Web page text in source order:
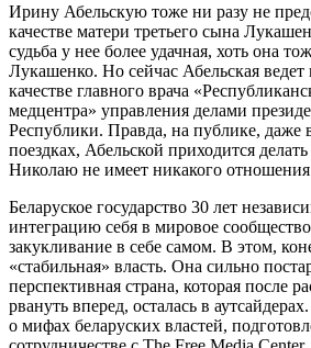
Ирину Абельскую тоже ни разу не
качестве матери третьего сына
судьба у нее более удачная, хоть она
Лукашенко. Но сейчас Абельская
качестве главного врача
медцентра» управления делами
Республики. Правда, на публике, даже
поездках, Абельской приходится
Николаю не имеет никакого
Беларуское государство 30 лет
интеграцию себя в мировое
закукливание в себе самом. В этом,
«стабильная» власть. Она сильно
перспективная страна, которая после
рвануть вперед, осталась в
о мифах беларуских властей,